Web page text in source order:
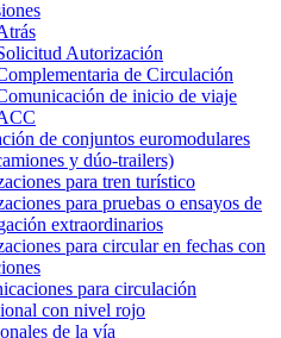
Autorización
de Circulación
de inicio de viaje
de conjuntos euromodulares
y dúo-trailers)
para tren turístico
para pruebas o ensayos de
extraordinarios
para circular en fechas con
para circulación
con nivel rojo
de la vía